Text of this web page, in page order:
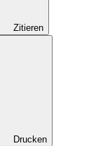
Zitieren
Drucken